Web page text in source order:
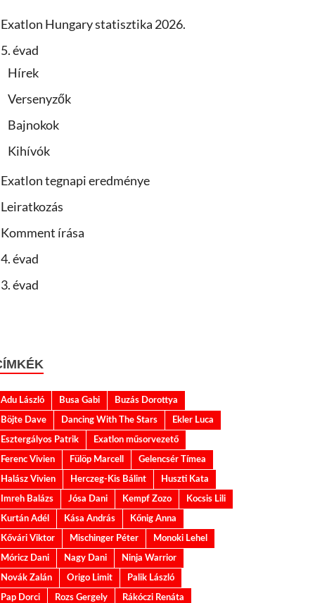
Exatlon Hungary statisztika 2026.
5. évad
Hírek
Versenyzők
Bajnokok
Kihívók
Exatlon tegnapi eredménye
Leiratkozás
Komment írása
4. évad
3. évad
Adu László Busa Gabi
Buzás Dorottya
Böjte Dave
Dancing With The Stars
Ekler Luca
Esztergályos Patrik
Exatlon műsorvezető
Ferenc Vivien
Fülöp Marcell
Gelencsér Tímea
Halász Vivien
Herczeg-Kis Bálint
Huszti Kata
Imreh Balázs
Jósa Dani Kempf Zozo
Kocsis Lili
Kurtán Adél
Kása András
Kőnig Anna
Kővári Viktor
Mischinger Péter
Monoki Lehel
Móricz Dani
Nagy Dani
Ninja Warrior
Novák Zalán
Origo Limit
Palik László
Pap Dorci
Rozs Gergely
Rákóczi Renáta